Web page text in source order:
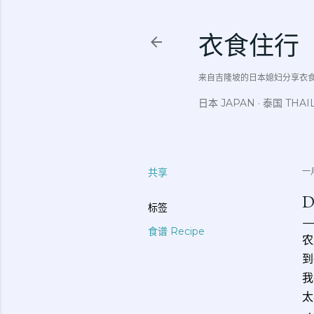
衣食住行
来自吉隆坡的日本媳妇分享
日本 JAPAN 泰国
共享
标签
食谱 Recipe
一